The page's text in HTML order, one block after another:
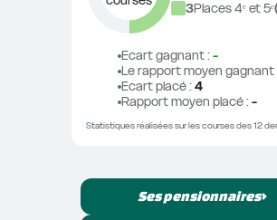
3Places 4ᵉ et 5ᵉ
Ecart gagnant : -
Le rapport moyen gagnant
Ecart placé : 4
Rapport moyen placé : -
Statistiques réalisées sur les courses des 12
Ses pensionnaires